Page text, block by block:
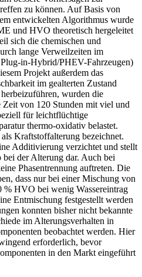
zu können. Auf Basis von
entwickelten Algorithmus wurde
und HVO theoretisch hergeleitet
sich die chemischen und
lange Verweilzeiten im
in-Hybrid/PHEV-Fahrzeugen)
Projekt außerdem das
im gealterten Zustand
wurden die
von 120 Stunden mit viel und
für leichtflüchtige
thermo-oxidativ belastet.
Kraftstoffalterung bezeichnet.
Additivierung verzichtet und stellt
bei der Alterung dar. Auch bei
Phasentrennung auftreten. Die
dass nur bei einer Mischung von
HVO bei wenig Wassereintrag
Entmischung festgestellt werden
konnten bisher nicht bekannte
im Alterungsverhalten in
beobachtet werden. Hier
erforderlich, bevor
in den Markt eingeführt